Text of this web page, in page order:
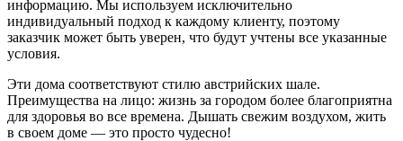
информацию. Мы используем исключительно
индивидуальный подход к каждому клиенту, поэтому
заказчик может быть уверен, что будут учтены все указанные
условия.
Эти дома соответствуют стилю австрийских шале.
Преимущества на лицо: жизнь за городом более благоприятна
для здоровья во все времена. Дышать свежим воздухом, жить
в своем доме — это просто чудесно!